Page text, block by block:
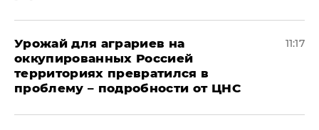
Урожай для аграриев на
оккупированных Россией
территориях превратился в
проблему – подробности от ЦНС
11:17